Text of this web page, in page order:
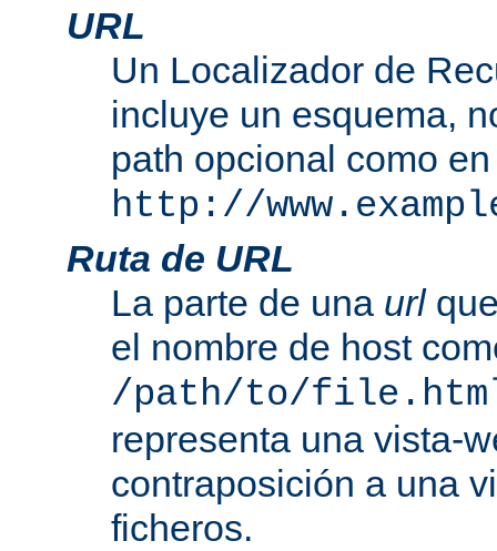
URL
Un Localizador de
incluye un esquema,
path opcional como en
http://
Ruta de URL
La parte de una url
el nombre de host
/path/to/
representa una vista-
contraposición a una
ficheros.